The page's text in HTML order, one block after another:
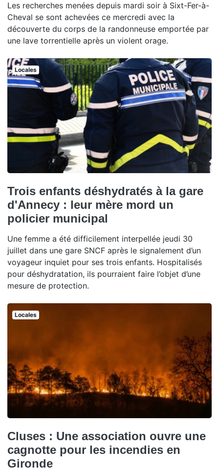
Les recherches menées depuis mardi soir à Sixt-Fer-à-
Cheval se sont achevées ce mercredi avec la
découverte du corps de la randonneuse emportée par
une lave torrentielle après un violent orage.
Locales
Trois enfants déshydratés à la gare
d'Annecy : leur mère mord un
policier municipal
Une femme a été difficilement interpellée jeudi 30
juillet dans une gare SNCF après le signalement d’un
voyageur inquiet pour ses trois enfants. Hospitalisés
pour déshydratation, ils pourraient faire l’objet d’une
mesure de protection.
Locales
Cluses : Une association ouvre une
cagnotte pour les incendies en
Gironde